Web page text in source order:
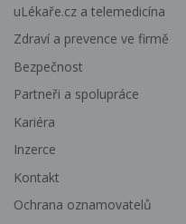
uLékaře.cz a telemedicína
Zdraví a prevence ve firmě
Bezpečnost
Partneři a spolupráce
Kariéra
Inzerce
Kontakt
Ochrana oznamovatelů